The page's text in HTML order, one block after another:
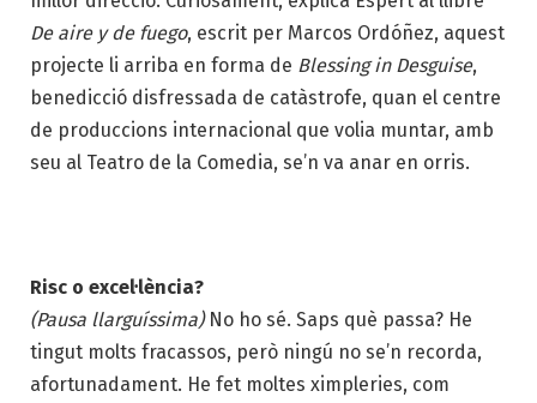
De aire y de fuego, escrit per Marcos Ordóñez, aquest
projecte li arriba en forma de Blessing in Desguise,
benedicció disfressada de catàstrofe, quan el centre
de produccions internacional que volia muntar, amb
seu al Teatro de la Comedia, se’n va anar en orris.
Risc o excel·lència?
(Pausa llarguíssima)No ho sé. Saps què passa? He
tingut molts fracassos, però ningú no se’n recorda,
afortunadament. He fet moltes ximpleries, com